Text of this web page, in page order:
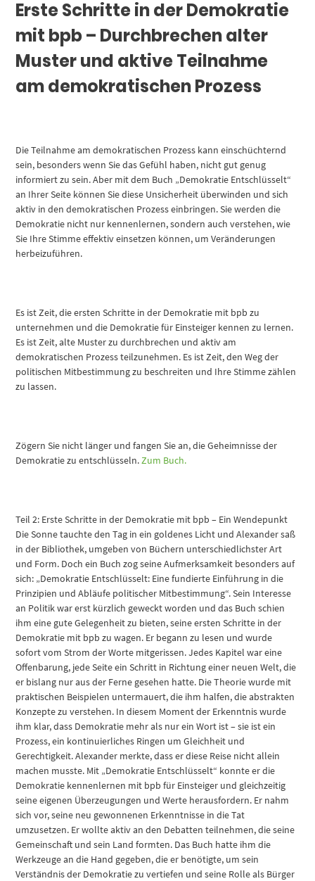
Erste Schritte in der Demokratie
mit bpb – Durchbrechen alter
Muster und aktive Teilnahme
am demokratischen Prozess
Die Teilnahme am demokratischen Prozess kann einschüchternd
sein, besonders wenn Sie das Gefühl haben, nicht gut genug
informiert zu sein. Aber mit dem Buch „Demokratie Entschlüsselt“
an Ihrer Seite können Sie diese Unsicherheit überwinden und sich
aktiv in den demokratischen Prozess einbringen. Sie werden die
Demokratie nicht nur kennenlernen, sondern auch verstehen, wie
Sie Ihre Stimme effektiv einsetzen können, um Veränderungen
herbeizuführen.
Es ist Zeit, die ersten Schritte in der Demokratie mit bpb zu
unternehmen und die Demokratie für Einsteiger kennen zu lernen.
Es ist Zeit, alte Muster zu durchbrechen und aktiv am
demokratischen Prozess teilzunehmen. Es ist Zeit, den Weg der
politischen Mitbestimmung zu beschreiten und Ihre Stimme zählen
zu lassen.
Zögern Sie nicht länger und fangen Sie an, die Geheimnisse der
Demokratie zu entschlüsseln.Zum Buch.
Teil 2: Erste Schritte in der Demokratie mit bpb – Ein Wendepunkt
Die Sonne tauchte den Tag in ein goldenes Licht und Alexander saß
in der Bibliothek, umgeben von Büchern unterschiedlichster Art
und Form. Doch ein Buch zog seine Aufmerksamkeit besonders auf
sich: „Demokratie Entschlüsselt: Eine fundierte Einführung in die
Prinzipien und Abläufe politischer Mitbestimmung“. Sein Interesse
an Politik war erst kürzlich geweckt worden und das Buch schien
ihm eine gute Gelegenheit zu bieten, seine ersten Schritte in der
Demokratie mit bpb zu wagen. Er begann zu lesen und wurde
sofort vom Strom der Worte mitgerissen. Jedes Kapitel war eine
Offenbarung, jede Seite ein Schritt in Richtung einer neuen Welt, die
er bislang nur aus der Ferne gesehen hatte. Die Theorie wurde mit
praktischen Beispielen untermauert, die ihm halfen, die abstrakten
Konzepte zu verstehen. In diesem Moment der Erkenntnis wurde
ihm klar, dass Demokratie mehr als nur ein Wort ist – sie ist ein
Prozess, ein kontinuierliches Ringen um Gleichheit und
Gerechtigkeit. Alexander merkte, dass er diese Reise nicht allein
machen musste. Mit „Demokratie Entschlüsselt“ konnte er die
Demokratie kennenlernen mit bpb für Einsteiger und gleichzeitig
seine eigenen Überzeugungen und Werte herausfordern. Er nahm
sich vor, seine neu gewonnenen Erkenntnisse in die Tat
umzusetzen. Er wollte aktiv an den Debatten teilnehmen, die seine
Gemeinschaft und sein Land formten. Das Buch hatte ihm die
Werkzeuge an die Hand gegeben, die er benötigte, um sein
Verständnis der Demokratie zu vertiefen und seine Rolle als Bürger